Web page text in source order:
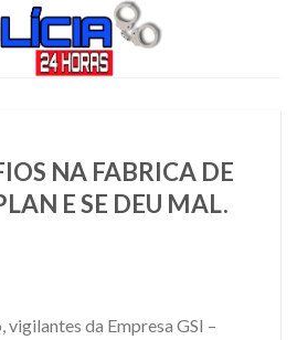
NA FABRICA DE
E SE DEU MAL.
da Empresa GSI –